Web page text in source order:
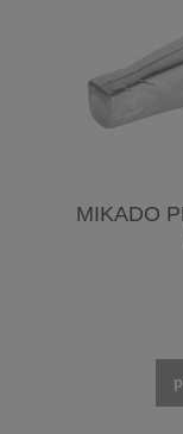
MIKADO